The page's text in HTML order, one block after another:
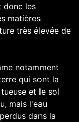
donc les
matières
très élevée de
notamment
qui sont la
et le sol
mais l'eau
dans la